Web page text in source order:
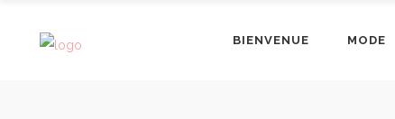
BIENVENUE MODE